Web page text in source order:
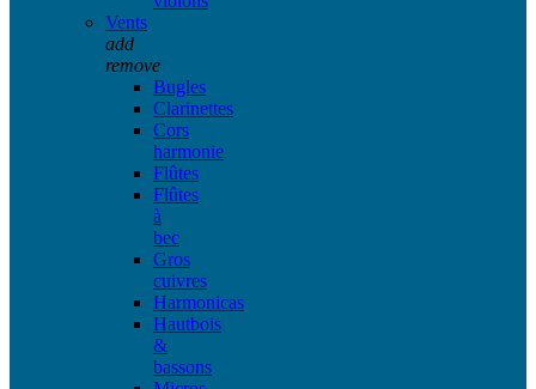
Vents
add
remove
Bugles
Clarinettes
Cors
harmonie
Flûtes
Flûtes
à
bec
Gros
cuivres
Harmonicas
Hautbois
&
bassons